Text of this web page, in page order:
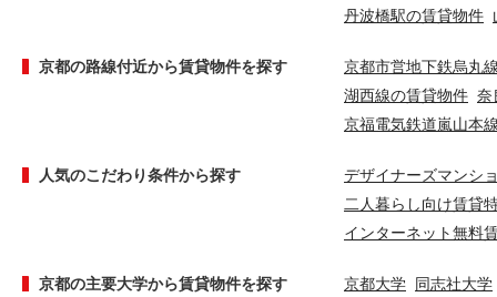
丹波橋駅の賃貸物件
京都の路線付近から賃貸物件を探す
京都市営地下鉄烏丸
湖西線の賃貸物件 奈
京福電気鉄道嵐山本
人気のこだわり条件から探す
デザイナーズマンシ
二人暮らし向け賃貸
インターネット無料
京都の主要大学から賃貸物件を探す 京都大学 同志社大学